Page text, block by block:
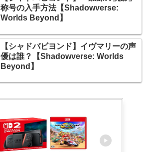
称号の入手方法【Shadowverse:
Worlds Beyond】
【シャドバビヨンド】イヴマリーの声
優は誰？【Shadowverse: Worlds
Beyond】